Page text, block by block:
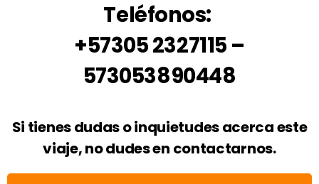
Teléfonos:
+57305 2327115 –
573053890448
Si tienes dudas o inquietudes acerca este
viaje, no dudes en contactarnos.